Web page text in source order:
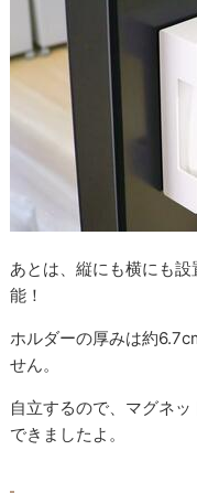
あとは、縦にも横にも
能！
ホルダーの厚みは約
せん。
自立するので、マグネ
できましたよ。